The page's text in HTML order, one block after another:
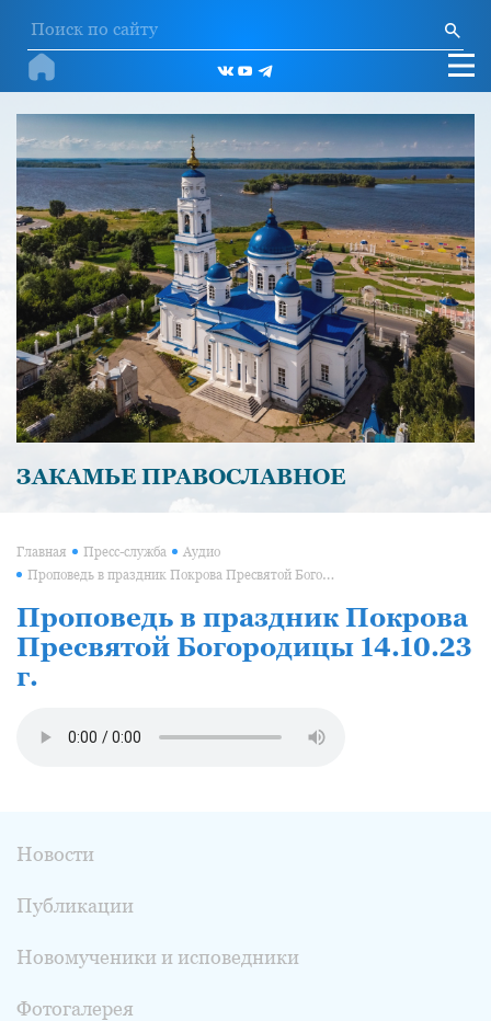
ЗАКАМЬЕ ПРАВОСЛАВНОЕ
Главная Пресс-служба Аудио
Проповедь в праздник Покрова Пресвятой Богородицы 14.10.23 г.
Проповедь в праздник Покрова
Пресвятой Богородицы 14.10.23
г.
Новости
Публикации
Новомученики и исповедники
Фотогалерея